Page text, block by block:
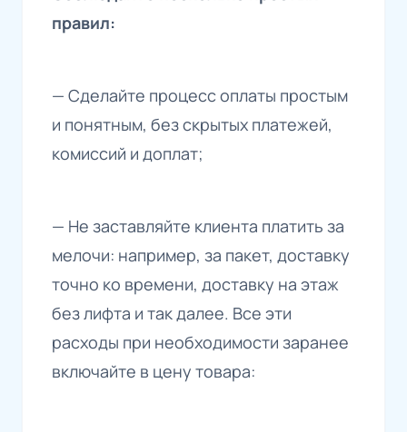
правил:
— Сделайте процесс оплаты простым
и понятным, без скрытых платежей,
комиссий и доплат;
— Не заставляйте клиента платить за
мелочи: например, за пакет, доставку
точно ко времени, доставку на этаж
без лифта и так далее. Все эти
расходы при необходимости заранее
включайте в цену товара: